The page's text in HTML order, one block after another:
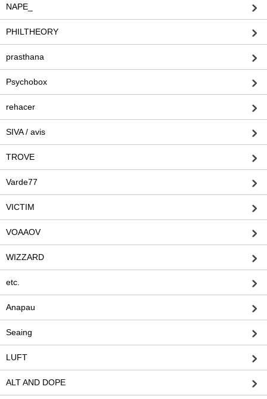
NAPE_
PHILTHEORY
prasthana
Psychobox
rehacer
SIVA / avis
TROVE
Varde77
VICTIM
VOAAOV
WIZZARD
etc.
Anapau
Seaing
LUFT
ALT AND DOPE